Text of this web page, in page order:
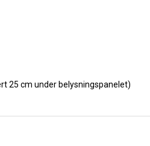
25 cm under belysningspanelet)